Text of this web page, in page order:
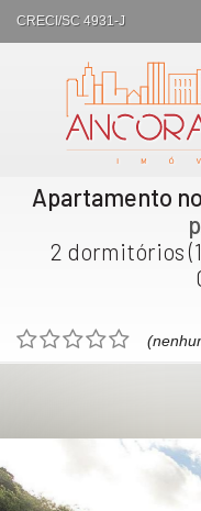
CRECI/SC 4931-J
Apartamento
2 dormitórios